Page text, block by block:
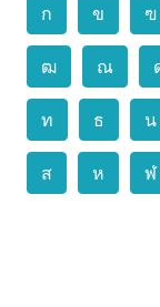
ก ข ฃ
ฒ ณ
ท ธ น
ส ห ฬ